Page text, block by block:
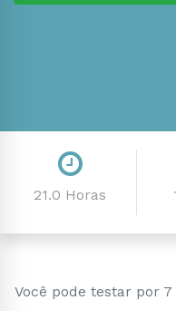
21.0 Horas
Você pode testar por